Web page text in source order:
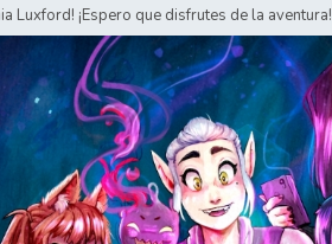
Luxford! ¡Espero que disfrutes de la aventura!